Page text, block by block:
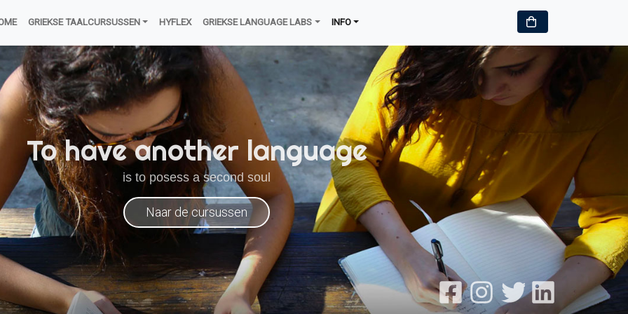
GRIEKSE TAALCURSUSSEN HYFLEX GRIEKSE LANGUAGE LABS INFO
To have another language
is to posess a second soul
Naar de cursussen